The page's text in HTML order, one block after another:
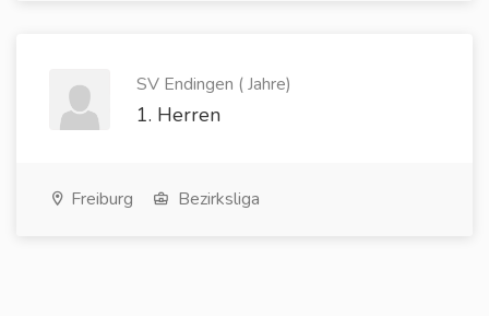
SV Endingen ( Jahre)
1. Herren
Freiburg Bezirksliga